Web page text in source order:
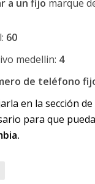
a un fijo marque
60
medellin: 4
de teléfono
en la sección
para que